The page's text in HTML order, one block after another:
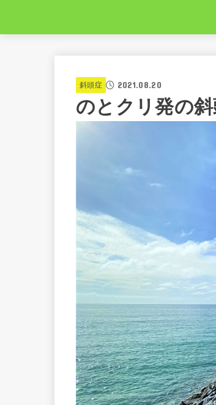
斜頭症 2021.08.20
のとクリ発の